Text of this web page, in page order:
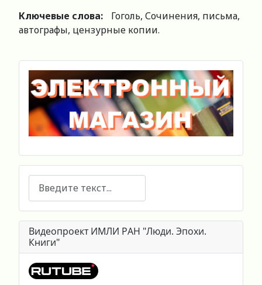
Ключевые слова:
Гоголь, Сочинения, письма,
автографы, цензурные копии.
Поиск
Видеопроект ИМЛИ РАН "Люди. Эпохи.
Книги"